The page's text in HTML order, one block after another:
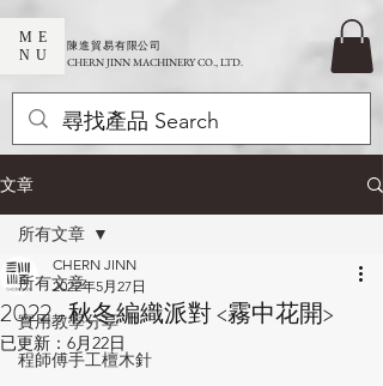
ME
NU
​陳進貿易有限公司
CHERN JINN MACHINERY CO., LTD.
文章
所有文章
實用教學分享
程師傅手工檀木針
所有文章
2022 -秋冬編織派對 <霧中花開>
CHERN JINN
2022年5月27日
已更新： 6月22日